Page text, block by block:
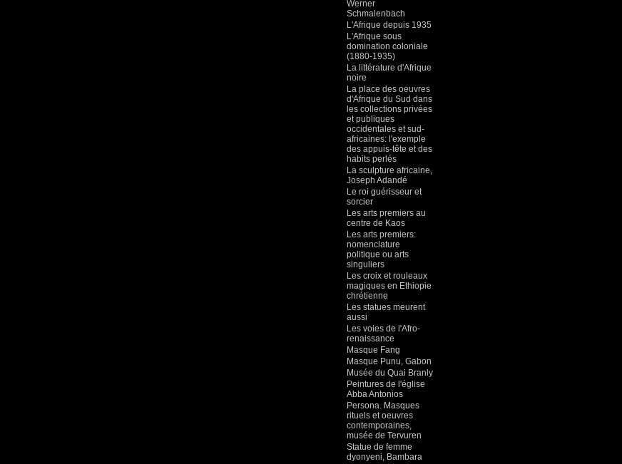
Werner
Schmalenbach
L'Afrique depuis 1935
L'Afrique sous
domination coloniale
(1880-1935)
La littérature d'Afrique
noire
La place des oeuvres
d'Afrique du Sud dans
les collections privées
et publiques
occidentales et sud-
africaines: l'exemple
des appuis-tête et des
habits perlés
La sculpture africaine,
Joseph Adandé
Le roi guérisseur et
sorcier
Les arts premiers au
centre de Kaos
Les arts premiers:
nomenclature
politique ou arts
singuliers
Les croix et rouleaux
magiques en Ethiopie
chrétienne
Les statues meurent
aussi
Les voies de l'Afro-
renaissance
Masque Fang
Masque Punu, Gabon
Musée du Quai Branly
Peintures de l'église
Abba Antonios
Persona. Masques
rituels et oeuvres
contemporaines,
musée de Tervuren
Statue de femme
dyonyeni, Bambara